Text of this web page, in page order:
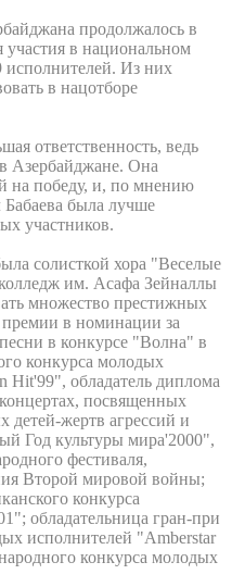
продолжалось в
участия в национальном
исполнителей. Из них
в нацотборе
ответственность, ведь
Азербайджане. Она
на победу, и, по мнению
Бабаева была лучше
участников.
солисткой хора "Веселые
им. Асафа Зейналлы
множество престижных
премии в номинации за
в конкурсе "Волна" в
конкурса молодых
Hit'99", обладатель диплома
посвященных
жертв агрессий и
Год культуры мира'2000",
фестиваля,
Второй мировой войны;
конкурса
обладательница гран-при
исполнителей "Amberstar
конкурса молодых